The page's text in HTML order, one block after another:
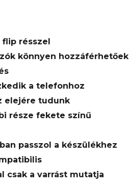
flip résszel
könnyen hozzáférhetőek
a telefonhoz
elejére tudunk
része fekete színű
passzol a készülékhez
csak a varrást mutatja